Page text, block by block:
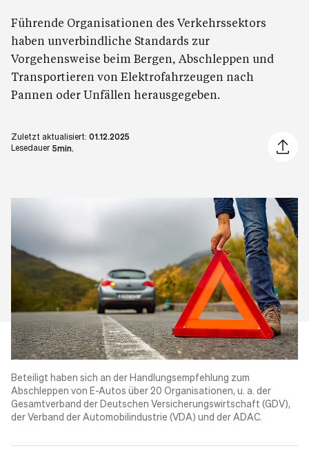
Führende Organisationen des Verkehrssektors
haben unverbindliche Standards zur
Vorgehensweise beim Bergen, Abschleppen und
Transportieren von Elektrofahrzeugen nach
Pannen oder Unfällen herausgegeben.
Zuletzt aktualisiert: 01.12.2025
Lesedauer 5min.
Artikel
Beteiligt haben sich an der Handlungsempfehlung zum
Abschleppen von E-Autos über 20 Organisationen, u. a. der
Gesamtverband der Deutschen Versicherungswirtschaft (GDV),
der Verband der Automobilindustrie (VDA) und der ADAC.